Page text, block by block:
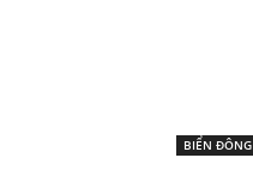
BIỂN ĐÔNG